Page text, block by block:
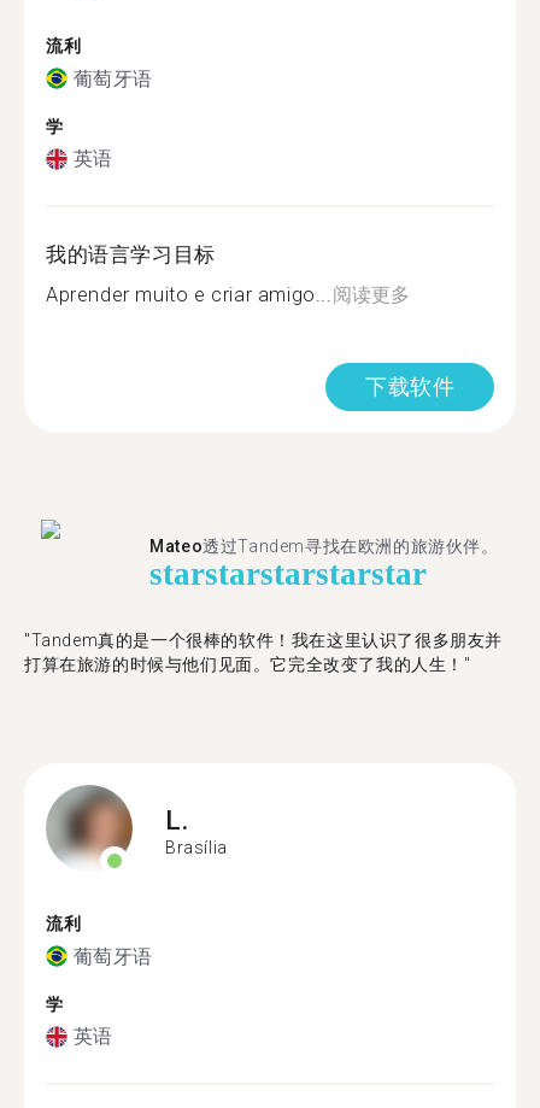
流利
葡萄牙语
学
英语
我的语言学习目标
Aprender muito e criar amigo...阅读更多
下载软件
Mateo透过Tandem寻找在欧洲的旅游伙伴。
starstarstarstarstar
"Tandem真的是一个很棒的软件！我在这里认识了很多朋友并
打算在旅游的时候与他们见面。它完全改变了我的人生！"
L.
Brasília
流利
葡萄牙语
学
英语